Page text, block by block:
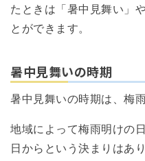
たときは「暑中見舞い」
とができます。
暑中見舞いの時期
暑中見舞いの時期は、梅
地域によって梅雨明けの
日からという決まりはあ